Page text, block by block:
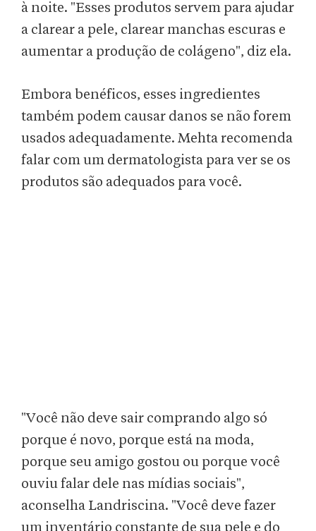
à noite. "Esses produtos servem para ajudar
a clarear a pele, clarear manchas escuras e
aumentar a produção de colágeno", diz ela.
Embora benéficos, esses ingredientes
também podem causar danos se não forem
usados adequadamente. Mehta recomenda
falar com um dermatologista para ver se os
produtos são adequados para você.
"Você não deve sair comprando algo só
porque é novo, porque está na moda,
porque seu amigo gostou ou porque você
ouviu falar dele nas mídias sociais",
aconselha Landriscina. "Você deve fazer
um inventário constante de sua pele e do